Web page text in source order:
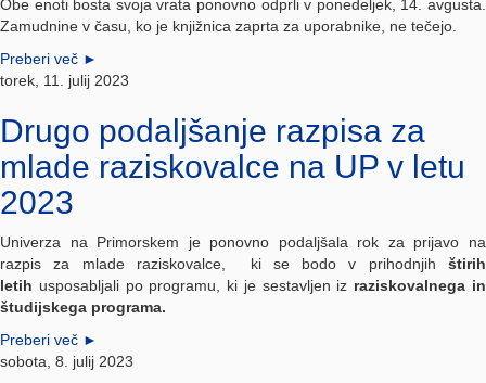
Obe enoti bosta svoja vrata ponovno odprli v ponedeljek, 14. avgusta.
Zamudnine v času, ko je knjižnica zaprta za uporabnike, ne tečejo.
Preberi več ►
torek, 11. julij 2023
Drugo podaljšanje razpisa za
mlade raziskovalce na UP v letu
2023
Univerza na Primorskem je ponovno podaljšala rok za prijavo na
razpis za mlade raziskovalce, ki se bodo v prihodnjih štirih
letih usposabljali po programu, ki je sestavljen iz raziskovalnega in
študijskega programa.
Preberi več ►
sobota, 8. julij 2023